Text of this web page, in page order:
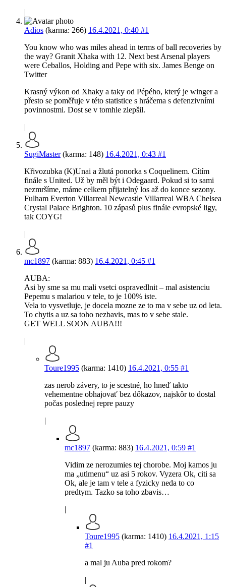
|
Adios (karma: 266) 16.4.2021, 0:40 #1
You know who was miles ahead in terms of ball recoveries by
the way? Granit Xhaka with 12. Next best Arsenal players
were Ceballos, Holding and Pepe with six. James Benge on
Twitter
Krasný výkon od Xhaky a taky od Pépého, který je winger a
přesto se poměřuje v této statistice s hráčema s defenzivními
povinnostmi. Dost se v tomhle zlepšil.
|
SugiMaster(karma: 148) 16.4.2021, 0:43 #1
Křivozubka (K)Unai a žlutá ponorka s Coquelinem. Cítím
finále s United. Už by měl být i Odegaard. Pokud si to sami
nezmršíme, máme celkem přijatelný los až do konce sezony.
Fulham Everton Villarreal Newcastle Villarreal WBA Chelsea
Crystal Palace Brighton. 10 zápasů plus finále evropské ligy,
tak COYG!
|
mc1897 (karma: 883) 16.4.2021, 0:45 #1
AUBA:
Asi by sme sa mu mali vsetci ospravedlnit – mal asistenciu
Pepemu s malariou v tele, to je 100% iste.
Vela to vysvetluje, je docela mozne ze to ma v sebe uz od leta.
To chytis a uz sa toho nezbavis, mas to v sebe stale.
GET WELL SOON AUBA!!!
|
Toure1995 (karma: 1410) 16.4.2021, 0:55 #1
zas nerob závery, to je scestné, ho hneď takto
vehementne obhajovať bez dôkazov, najskôr to dostal
počas poslednej repre pauzy
|
mc1897 (karma: 883) 16.4.2021, 0:59 #1
Vidim ze nerozumies tej chorobe. Moj kamos ju
ma „utlmenu“ uz asi 5 rokov. Vyzera Ok, citi sa
Ok, ale je tam v tele a fyzicky neda to co
predtym. Tazko sa toho zbavis…
|
Toure1995 (karma: 1410) 16.4.2021, 1:15
#1
a mal ju Auba pred rokom?
|